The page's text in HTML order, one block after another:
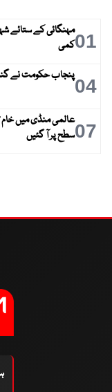
01مہنگائی کے ستائے
کمی
04پنجاب حکومت نے
07عالمی منڈی میں خام
سطح پر آ گئیں